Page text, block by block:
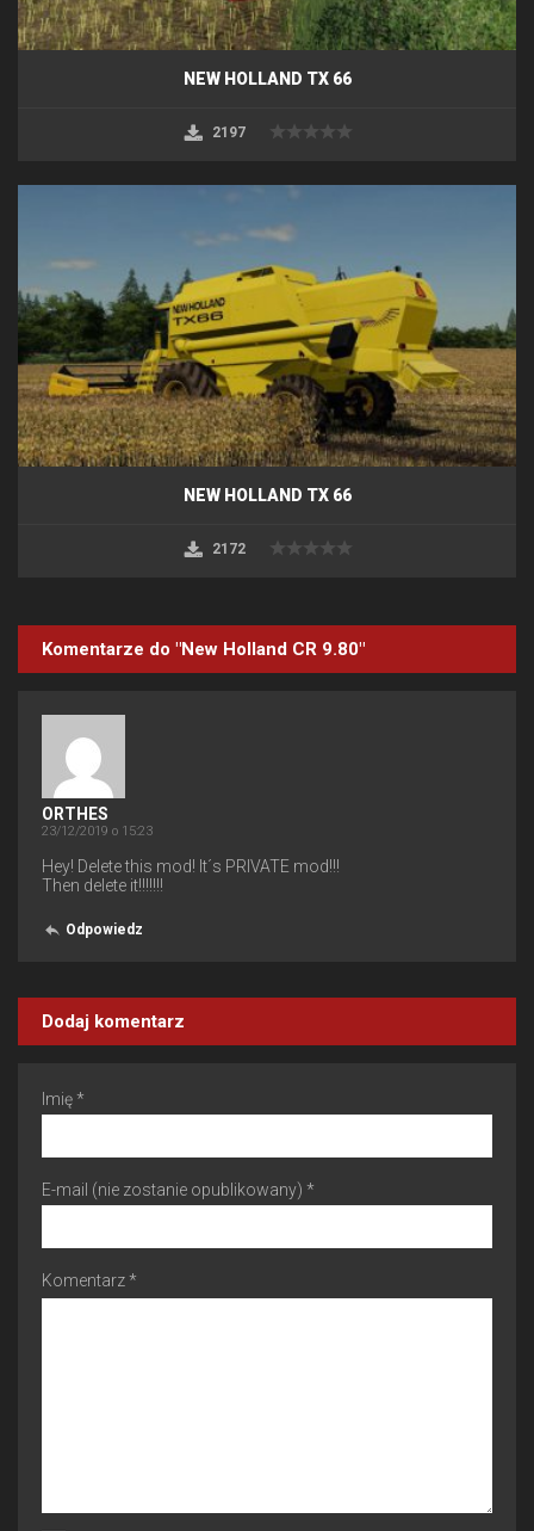
NEW HOLLAND TX 66
2197
NEW HOLLAND TX 66
2172
Komentarze do "New Holland CR 9.80"
ORTHES
23/12/2019 o 15:23
Hey! Delete this mod! It´s PRIVATE mod!!!
Then delete it!!!!!!!
Odpowiedz
Dodaj komentarz
Imię *
E-mail (nie zostanie opublikowany) *
Komentarz *